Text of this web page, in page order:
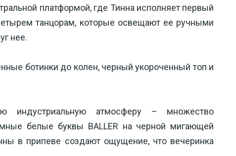
платформой, где Тинна исполняет первый
танцорам, которые освещают ее ручными
нее.
ботинки до колен, черный укороченный топ и
индустриальную атмосферу – множество
белые буквы BALLER на черной мигающей
в припеве создают ощущение, что вечеринка